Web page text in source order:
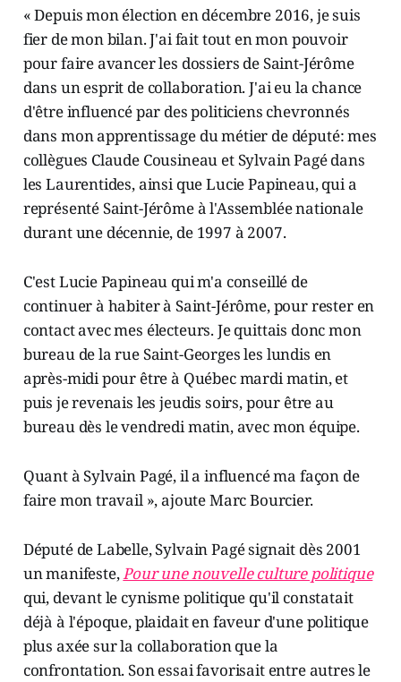
« Depuis mon élection en décembre 2016, je suis
fier de mon bilan. J'ai fait tout en mon pouvoir
pour faire avancer les dossiers de Saint-Jérôme
dans un esprit de collaboration. J'ai eu la chance
d'être influencé par des politiciens chevronnés
dans mon apprentissage du métier de député: mes
collègues Claude Cousineau et Sylvain Pagé dans
les Laurentides, ainsi que Lucie Papineau, qui a
représenté Saint-Jérôme à l'Assemblée nationale
durant une décennie, de 1997 à 2007.
C'est Lucie Papineau qui m'a conseillé de
continuer à habiter à Saint-Jérôme, pour rester en
contact avec mes électeurs. Je quittais donc mon
bureau de la rue Saint-Georges les lundis en
après-midi pour être à Québec mardi matin, et
puis je revenais les jeudis soirs, pour être au
bureau dès le vendredi matin, avec mon équipe.
Quant à Sylvain Pagé, il a influencé ma façon de
faire mon travail », ajoute Marc Bourcier.
Député de Labelle, Sylvain Pagé signait dès 2001
un manifeste,Pour une nouvelle culture politique
qui, devant le cynisme politique qu'il constatait
déjà à l'époque, plaidait en faveur d'une politique
plus axée sur la collaboration que la
confrontation. Son essai favorisait entre autres le